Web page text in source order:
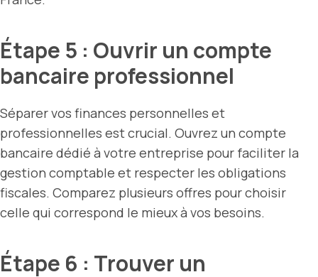
Étape 5 : Ouvrir un compte
bancaire professionnel
Séparer vos finances personnelles et
professionnelles est crucial. Ouvrez un compte
bancaire dédié à votre entreprise pour faciliter la
gestion comptable et respecter les obligations
fiscales. Comparez plusieurs offres pour choisir
celle qui correspond le mieux à vos besoins.
Étape 6 : Trouver un